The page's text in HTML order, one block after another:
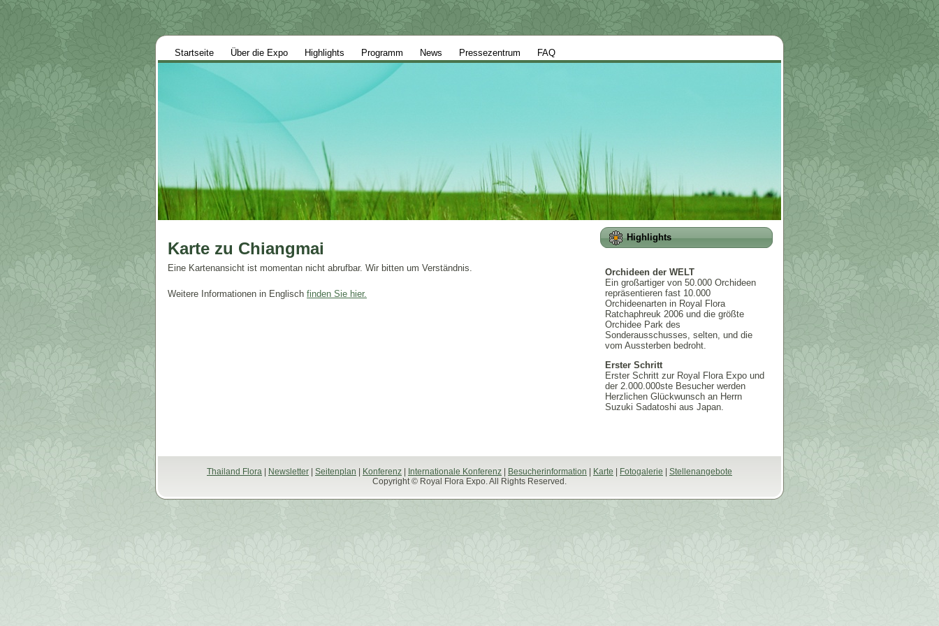
Startseite Über die Expo Highlights Programm News Pressezentrum FAQ
Karte zu Chiangmai
Eine Kartenansicht ist momentan nicht abrufbar. Wir bitten um Verständnis.
Weitere Informationen in Englisch finden Sie hier.
Highlights
Orchideen der WELT
Ein großartiger von 50.000 Orchideen
repräsentieren fast 10.000
Orchideenarten in Royal Flora
Ratchaphreuk 2006 und die größte
Orchidee Park des
Sonderausschusses, selten, und die
vom Aussterben bedroht.
Erster Schritt
Erster Schritt zur Royal Flora Expo und
der 2.000.000ste Besucher werden
Herzlichen Glückwunsch an Herrn
Suzuki Sadatoshi aus Japan.
Thailand Flora Newsletter Seitenplan Konferenz Internationale Konferenz Besucherinformation Karte Fotogalerie
Stellenangebote
Copyright © Royal Flora Expo. All Rights Reserved.